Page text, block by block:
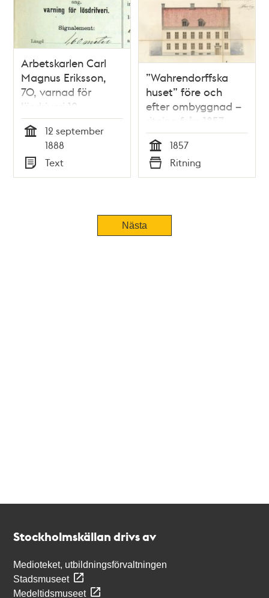
Arbetskarlen Carl
Magnus Eriksson,
70, varnad för
lösdriveri 12
september 1888 -
polisförhör
12 september
1888
Typ
Text
”Wahrendorffska
huset” före och
efter ombyggnad –
ritning från 1857
Tid
1857
Typ
Ritning
Nästa
Stockholmskällan drivs av
Medioteket, utbildningsförvaltningen
Stadsmuseet
Medeltidsmuseet